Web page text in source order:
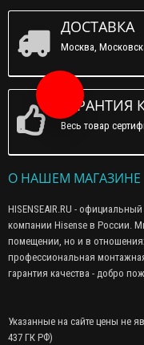
Заказать
ДОСТАВКА
Москва,
ГАРАНТИЯ
Весь товар
О НАШЕМ МАГАЗИНЕ
HISENSEAIR.RU -
компании Hisense в России.
помещении, но и в
профессиональная
гарантия качества - добро
Указанные на сайте цены не
437 ГК РФ)